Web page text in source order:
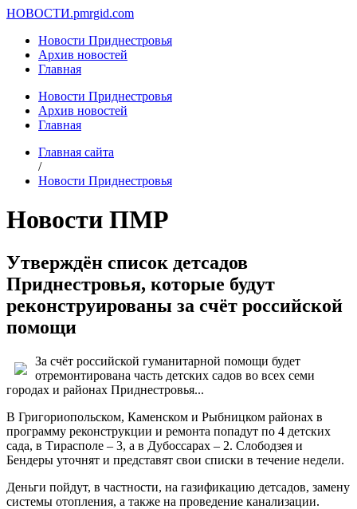
НОВОСТИ.pmrgid.com
Новости Приднестровья
Архив новостей
Главная
Новости Приднестровья
Архив новостей
Главная
Главная сайта
/
Новости Приднестровья
Новости ПМР
Утверждён список детсадов
Приднестровья, которые будут
реконструированы за счёт российской
помощи
За счёт российской гуманитарной помощи будет
отремонтирована часть детских садов во всех семи
городах и районах Приднестровья...
В Григориопольском, Каменском и Рыбницком районах в
программу реконструкции и ремонта попадут по 4 детских
сада, в Тирасполе – 3, а в Дубоссарах – 2. Слободзея и
Бендеры уточнят и представят свои списки в течение недели.
Деньги пойдут, в частности, на газификацию детсадов, замену
системы отопления, а также на проведение канализации.